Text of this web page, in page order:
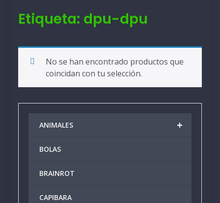
Etiqueta: dpu-dpu
No se han encontrado productos que
coincidan con tu selección.
+
ANIMALES
BOLAS
BRAINROT
CAPIBARA